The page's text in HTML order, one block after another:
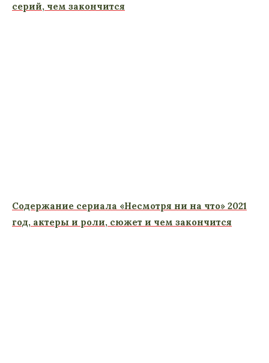
серий, чем закончится
Содержание сериала «Несмотря ни на что» 2021
год, актеры и роли, сюжет и чем закончится